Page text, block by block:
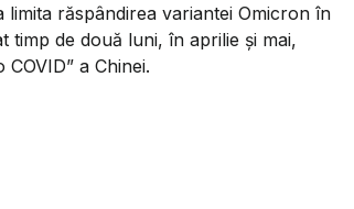
răspândirea variantei Omicron în
timp de două luni, în aprilie și mai,
a Chinei.